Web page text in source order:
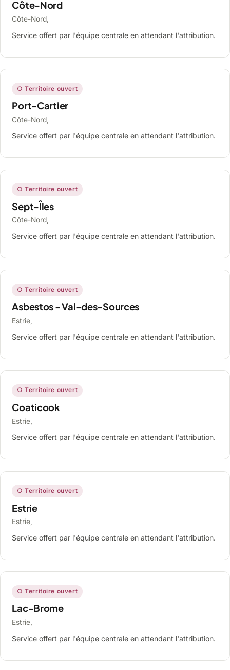
Côte-Nord
Côte-Nord,
Service offert par l'équipe centrale en attendant l'attribution.
○ Territoire ouvert
Port-Cartier
Côte-Nord,
Service offert par l'équipe centrale en attendant l'attribution.
○ Territoire ouvert
Sept-Îles
Côte-Nord,
Service offert par l'équipe centrale en attendant l'attribution.
○ Territoire ouvert
Asbestos - Val-des-Sources
Estrie,
Service offert par l'équipe centrale en attendant l'attribution.
○ Territoire ouvert
Coaticook
Estrie,
Service offert par l'équipe centrale en attendant l'attribution.
○ Territoire ouvert
Estrie
Estrie,
Service offert par l'équipe centrale en attendant l'attribution.
○ Territoire ouvert
Lac-Brome
Estrie,
Service offert par l'équipe centrale en attendant l'attribution.